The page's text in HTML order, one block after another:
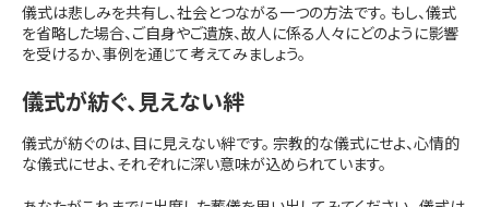
儀式は悲しみを共有し、社会とつながる一つの方法です。 もし、儀式
を省略した場合、ご自身やご遺族、故人に係る人々にどのように影響
を受けるか、事例を通じて考えてみましょう。
儀式が紡ぐ、見えない絆
儀式が紡ぐのは、目に見えない絆です。 宗教的な儀式にせよ、心情的
な儀式にせよ、それぞれに深い意味が込められています。